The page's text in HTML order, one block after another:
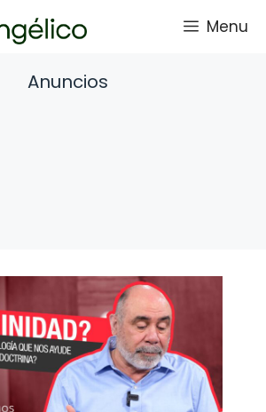
Menu
Anuncios